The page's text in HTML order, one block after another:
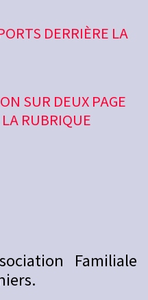
DERRIÈRE LA
SUR DEUX PAGE
RUBRIQUE
Familiale